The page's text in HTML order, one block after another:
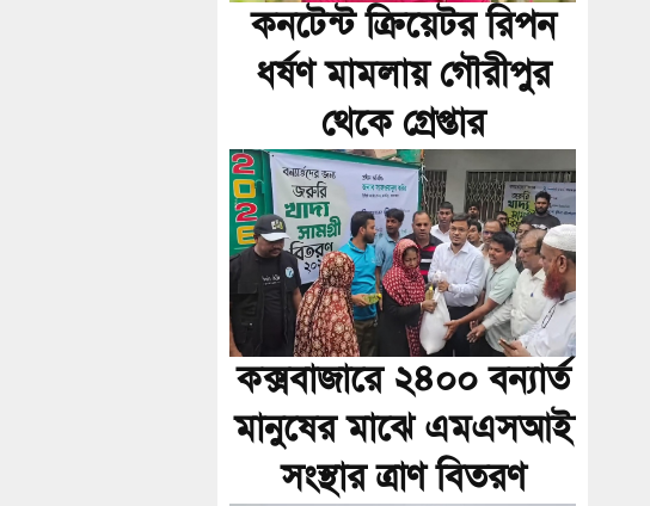
কনটেন্ট ক্রিয়েটর রিপন
ধর্ষণ মামলায় গৌরীপুর
থেকে গ্রেপ্তার
কক্সবাজারে ২৪০০ বন্যার্ত
মানুষের মাঝে এমএসআই
সংস্থার ত্রাণ বিতরণ